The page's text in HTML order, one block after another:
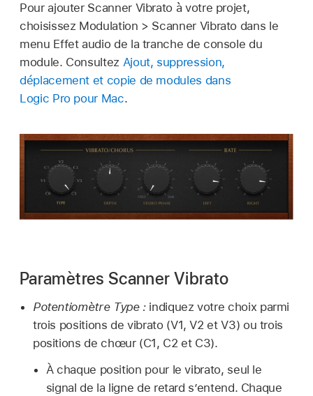
Pour ajouter Scanner Vibrato à votre projet,
choisissez Modulation > Scanner Vibrato dans le
menu Effet audio de la tranche de console du
module. Consultez Ajout, suppression,
déplacement et copie de modules dans
Logic Pro pour Mac.
Paramètres Scanner Vibrato
Potentiomètre Type :indiquez votre choix parmi
trois positions de vibrato (V1, V2 et V3) ou trois
positions de chœur (C1, C2 et C3).
À chaque position pour le vibrato, seul le
signal de la ligne de retard s’entend. Chaque